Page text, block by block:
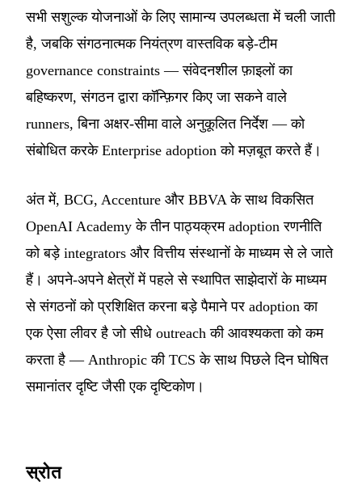
सभी सशुल्क योजनाओं के लिए सामान्य उपलब्धता में चली जाती
है, जबकि संगठनात्मक नियंत्रण वास्तविक बड़े-टीम
governance constraints — संवेदनशील फ़ाइलों का
बहिष्करण, संगठन द्वारा कॉन्फ़िगर किए जा सकने वाले
runners, बिना अक्षर-सीमा वाले अनुकूलित निर्देश — को
संबोधित करके Enterprise adoption को मज़बूत करते हैं।
अंत में, BCG, Accenture और BBVA के साथ विकसित
OpenAI Academy के तीन पाठ्यक्रम adoption रणनीति
को बड़े integrators और वित्तीय संस्थानों के माध्यम से ले जाते
हैं। अपने-अपने क्षेत्रों में पहले से स्थापित साझेदारों के माध्यम
से संगठनों को प्रशिक्षित करना बड़े पैमाने पर adoption का
एक ऐसा लीवर है जो सीधे outreach की आवश्यकता को कम
करता है — Anthropic की TCS के साथ पिछले दिन घोषित
समानांतर दृष्टि जैसी एक दृष्टिकोण।
स्रोत